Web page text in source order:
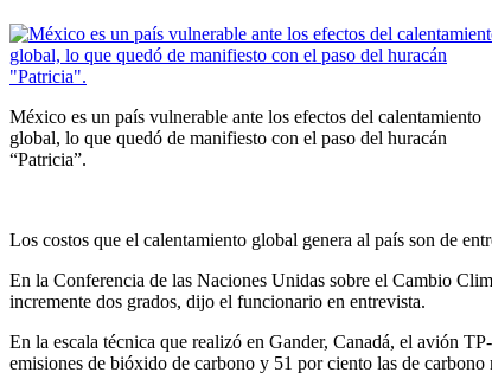
México es un país vulnerable ante los efectos del calentamiento
global, lo que quedó de manifiesto con el paso del huracán
“Patricia”.
Los costos que el calentamiento global genera al país son de
En la Conferencia de las Naciones Unidas sobre el Cambio
incremente dos grados, dijo el funcionario en entrevista.
En la escala técnica que realizó en Gander, Canadá, el avión
emisiones de bióxido de carbono y 51 por ciento las de